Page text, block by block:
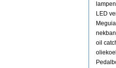
lampen
LED
oil